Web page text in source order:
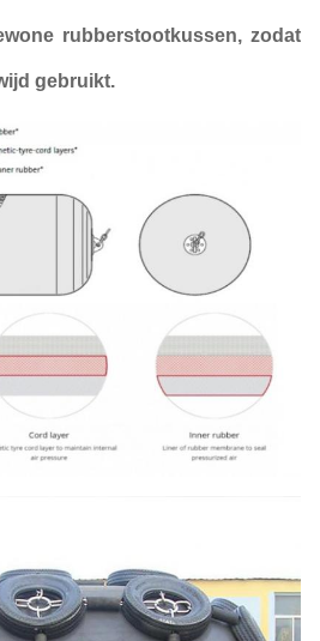
rubberstootkussen, zodat
gebruikt.